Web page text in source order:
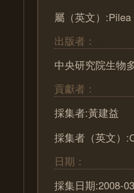
屬（英文）:Pilea
出版者：
中央研究院生物
貢獻者：
採集者:黃建益
採集者（英文）
日期：
採集日期:2008-